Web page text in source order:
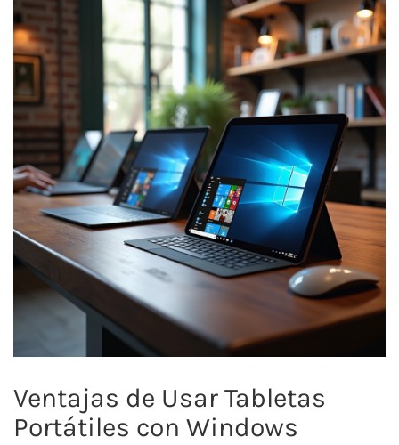
Ventajas de Usar Tabletas
Portátiles con Windows